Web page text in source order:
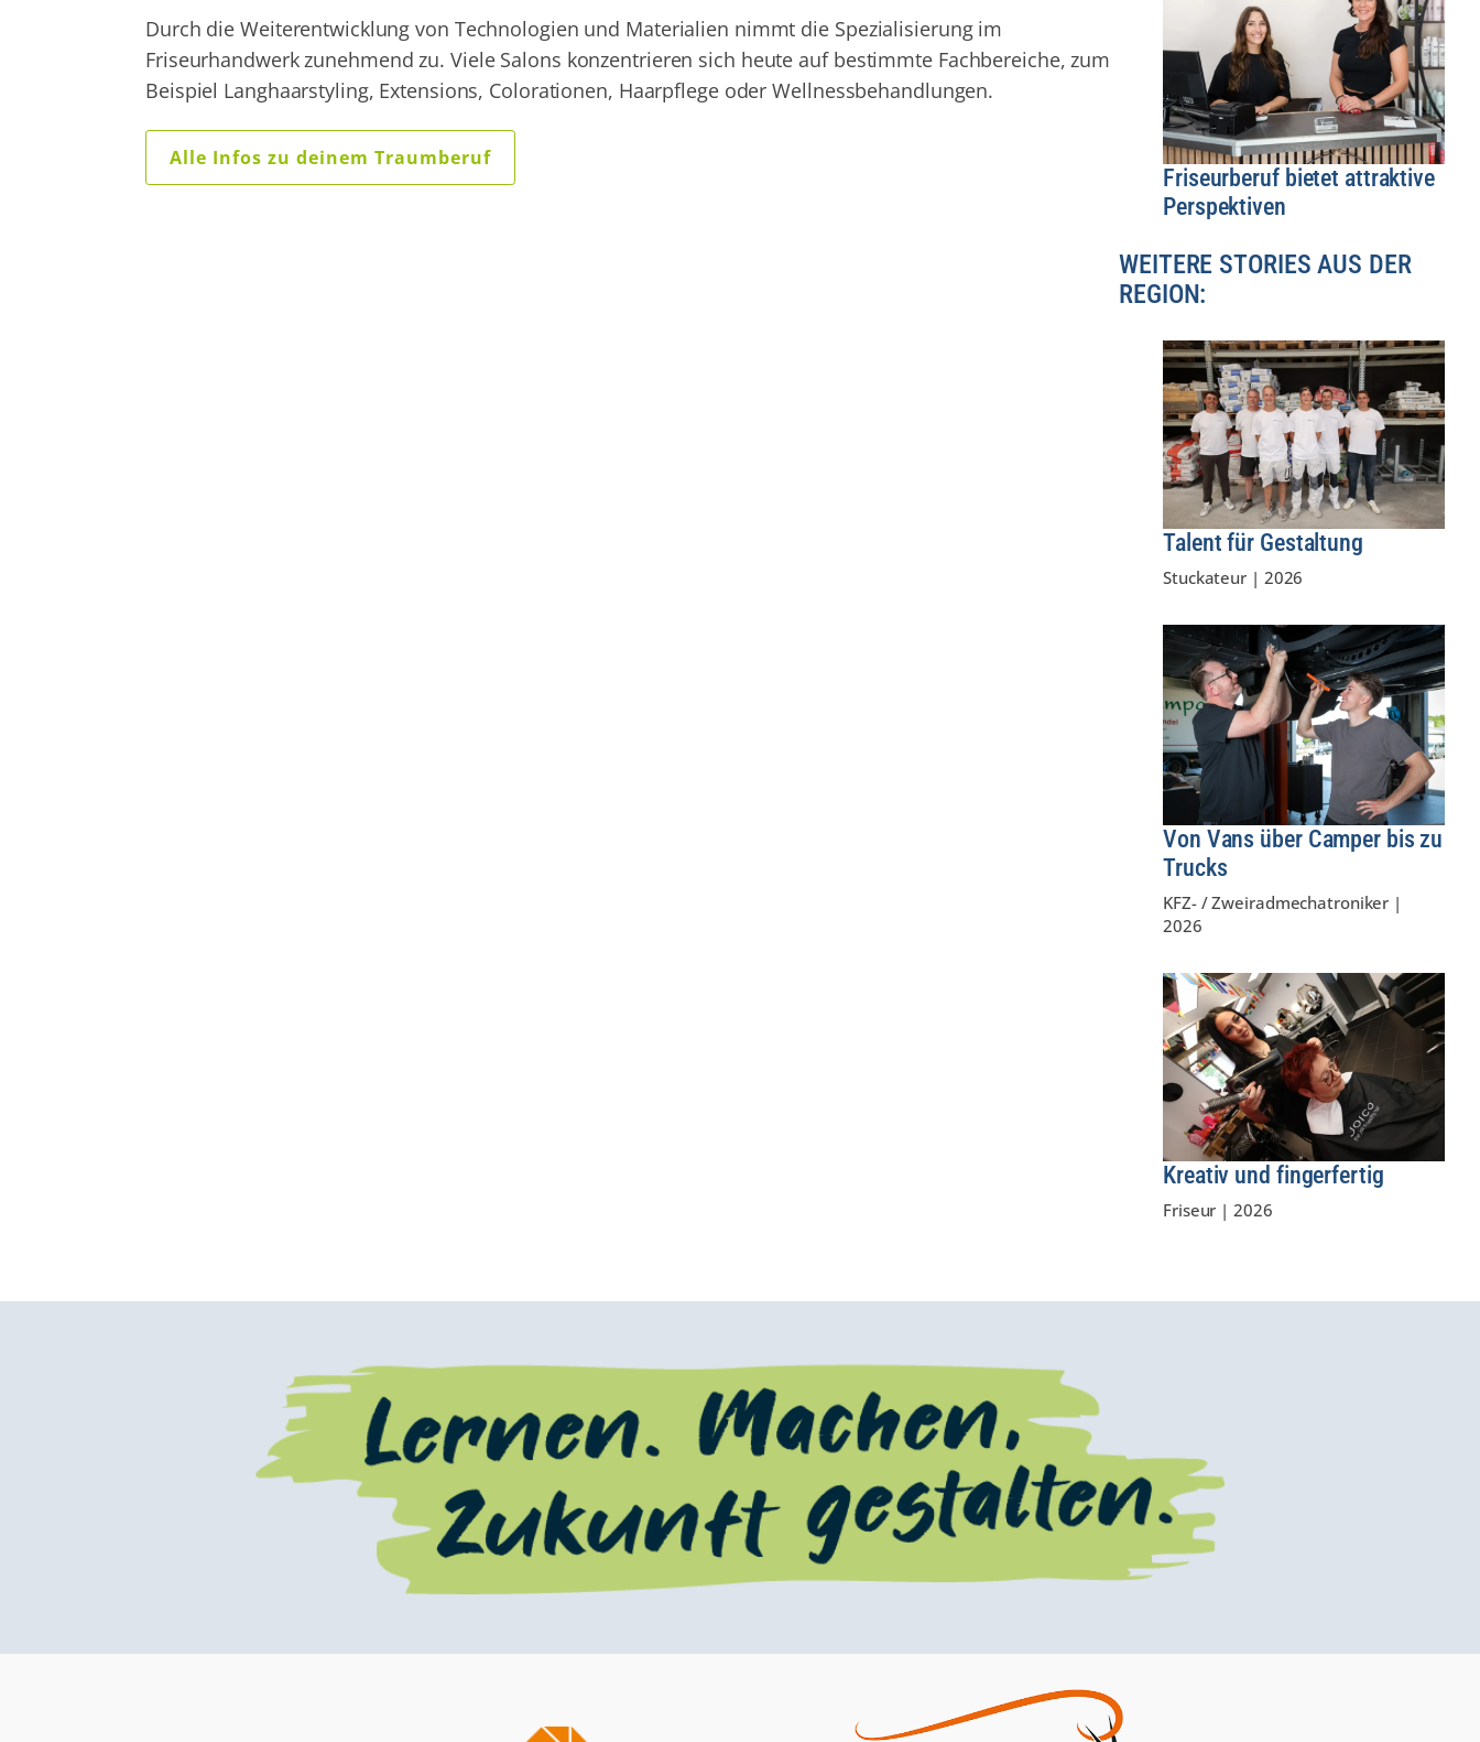
Durch die Weiterentwicklung von Technologien und Materialien nimmt die Spezialisierung im
Friseurhandwerk zunehmend zu. Viele Salons konzentrieren sich heute auf bestimmte Fachbereiche, zum
Beispiel Langhaarstyling, Extensions, Colorationen, Haarpflege oder Wellnessbehandlungen.
Alle Infos zu deinem Traumberuf
Friseurberuf bietet attraktive
Perspektiven
WEITERE STORIES AUS DER
REGION:
Talent für Gestaltung
Stuckateur | 2026
Von Vans über Camper bis zu
Trucks
KFZ- / Zweiradmechatroniker |
2026
Kreativ und fingerfertig
Friseur |2026